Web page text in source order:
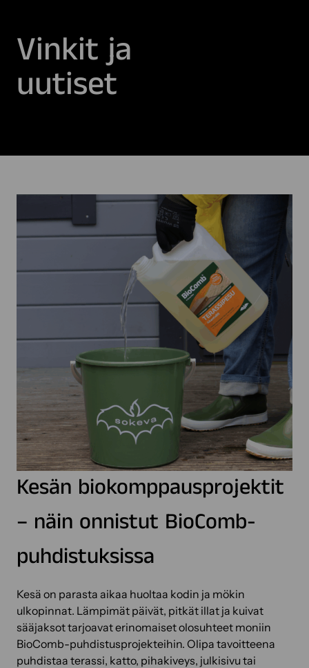
Vinkit ja
uutiset
Kesän biokomppausprojektit
– näin onnistut BioComb-
puhdistuksissa
Kesä on parasta aikaa huoltaa kodin ja mökin
ulkopinnat. Lämpimät päivät, pitkät illat ja kuivat
sääjaksot tarjoavat erinomaiset olosuhteet moniin
BioComb-puhdistusprojekteihin. Olipa tavoitteena
puhdistaa terassi, katto, pihakiveys, julkisivu tai